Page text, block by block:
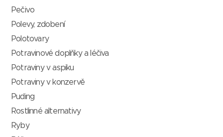
Pečivo
Polevy, zdobení
Polotovary
Potravinové doplňky a léčiva
Potraviny v aspiku
Potraviny v konzervě
Puding
Rostlinné alternativy
Ryby